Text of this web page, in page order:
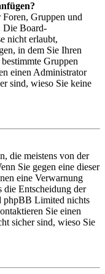
Gruppen und
Die Board-
nicht erlaubt,
in dem Sie Ihren
Gruppen
einen Administrator
sind, wieso Sie keine
die meistens von der
Sie gegen eine dieser
eine Verwarnung
die Entscheidung der
phpBB Limited nichts
Sie einen
sicher sind, wieso Sie